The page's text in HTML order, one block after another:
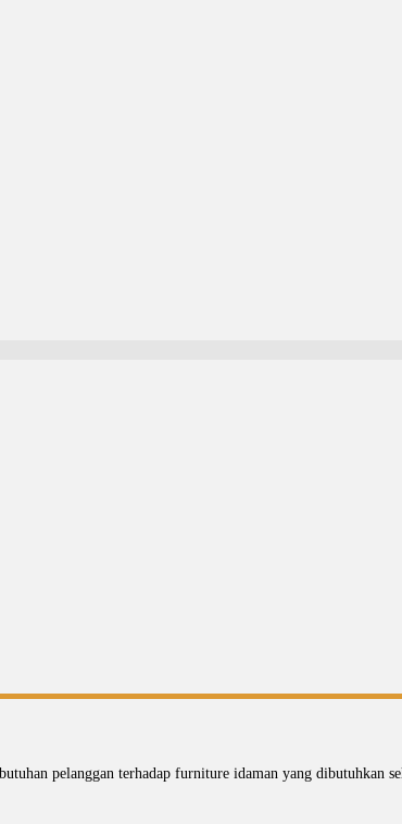
pelanggan terhadap furniture idaman yang dibutuhkan